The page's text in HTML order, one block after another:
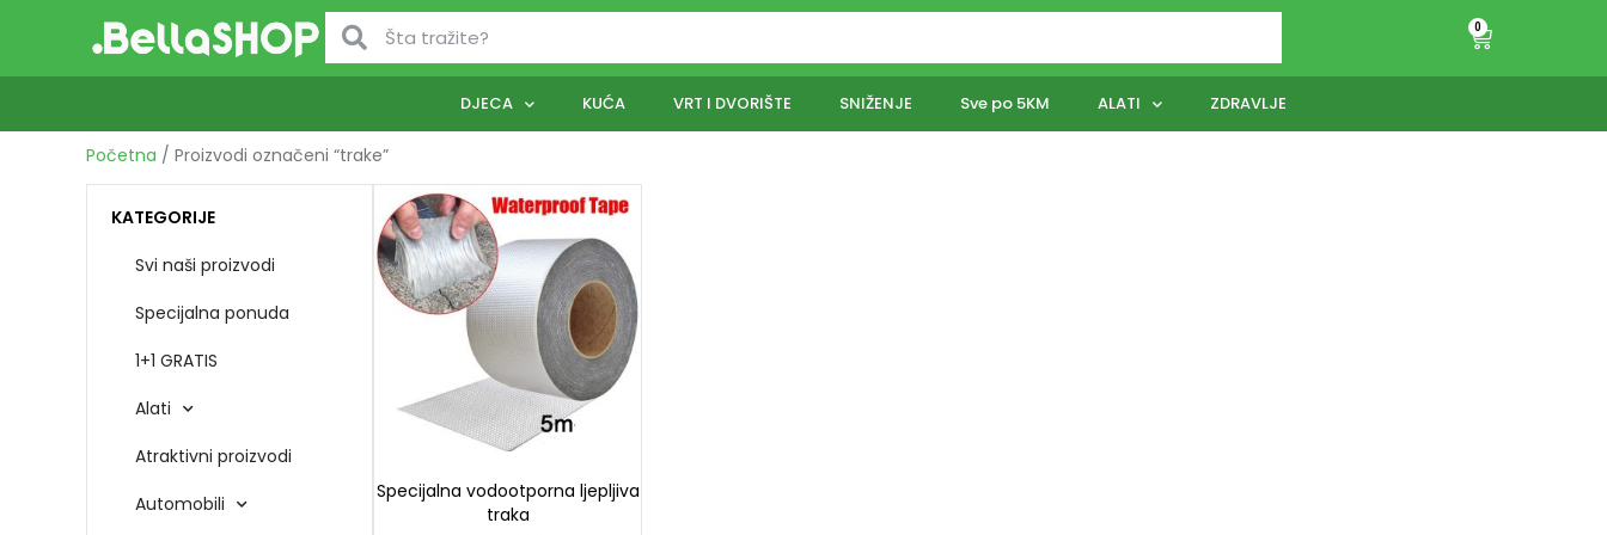
0
DJECA KUĆA VRT I DVORIŠTE SNIŽENJE Sve po 5KM ALATI ZDRAVLJE
Početna / Proizvodi označeni “trake”
KATEGORIJE
Svi naši proizvodi
Specijalna ponuda
1+1 GRATIS
Alati
Atraktivni proizvodi
Automobili
Specijalna vodootporna ljepljiva
traka